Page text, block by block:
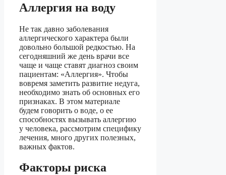
Аллергия на воду
Не так давно заболевания
аллергического характера были
довольно большой редкостью. На
сегодняшний же день врачи все
чаще и чаще ставят диагноз своим
пациентам: «Аллергия». Чтобы
вовремя заметить развитие недуга,
необходимо знать об основных его
признаках. В этом материале
будем говорить о воде, о ее
способностях вызывать аллергию
у человека, рассмотрим специфику
лечения, много других полезных,
важных фактов.
Факторы риска